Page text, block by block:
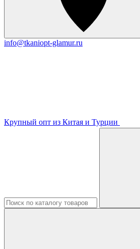
info@tkaniopt-glamur.ru
Крупный опт из Китая и Турции